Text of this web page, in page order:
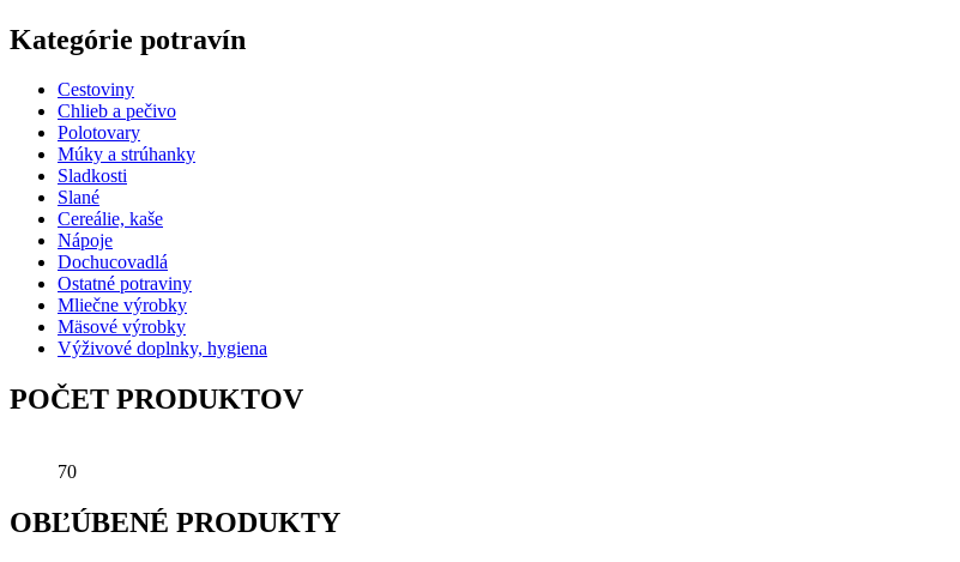
Kategórie potravín
Cestoviny
Chlieb a pečivo
Polotovary
Múky a strúhanky
Sladkosti
Slané
Cereálie, kaše
Nápoje
Dochucovadlá
Ostatné potraviny
Mliečne výrobky
Mäsové výrobky
Výživové doplnky, hygiena
POČET PRODUKTOV
70
OBĽÚBENÉ PRODUKTY